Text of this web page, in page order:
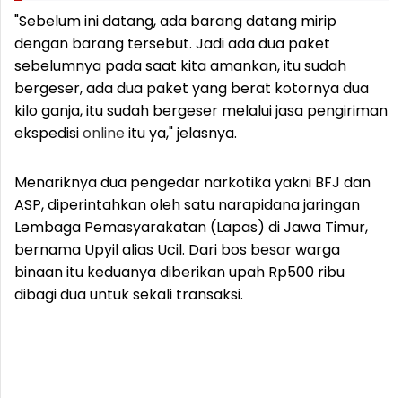
"Sebelum ini datang, ada barang datang mirip
dengan barang tersebut. Jadi ada dua paket
sebelumnya pada saat kita amankan, itu sudah
bergeser, ada dua paket yang berat kotornya dua
kilo ganja, itu sudah bergeser melalui jasa pengiriman
ekspedisionlineitu ya," jelasnya.
Menariknya dua pengedar narkotika yakni BFJ dan
ASP, diperintahkan oleh satu narapidana jaringan
Lembaga Pemasyarakatan (Lapas) di Jawa Timur,
bernama Upyil alias Ucil. Dari bos besar warga
binaan itu keduanya diberikan upah Rp500 ribu
dibagi dua untuk sekali transaksi.